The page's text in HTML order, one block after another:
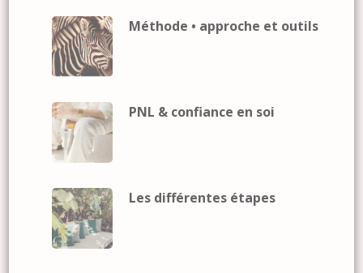
Méthode • approche et outils
PNL & confiance en soi
Les différentes étapes